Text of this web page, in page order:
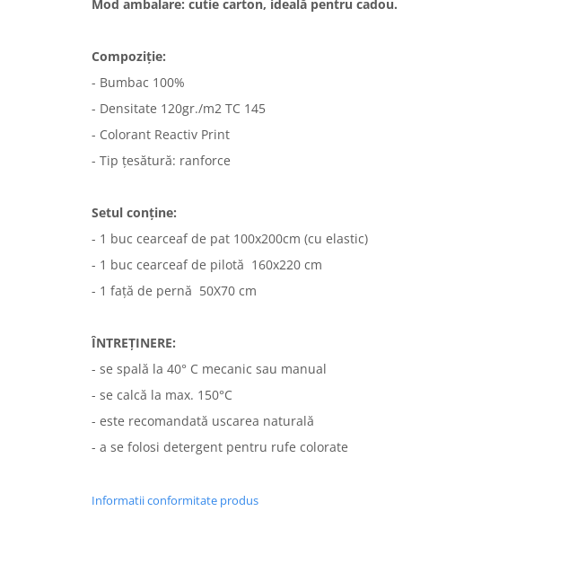
Mod ambalare: cutie carton, ideală pentru cadou.
Compoziție:
- Bumbac 100%
- Densitate 120gr./m2 TC 145
- Colorant Reactiv Print
- Tip țesătură: ranforce
Setul conține:
- 1 buc cearceaf de pat 100x200cm (cu elastic)
- 1 buc cearceaf de pilotă 160x220 cm
- 1 față de pernă 50X70 cm
ÎNTREȚINERE:
- se spală la 40° C mecanic sau manual
- se calcă la max. 150°C
- este recomandată uscarea naturală
- a se folosi detergent pentru rufe colorate
Informatii conformitate produs